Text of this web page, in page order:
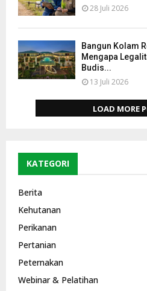
28 Juli 2026
Bangun Kolam
Mengapa
Budis...
13 Juli 2026
LOAD MORE
KATEGORI
Berita
Kehutanan
Perikanan
Pertanian
Peternakan
Webinar & Pelatihan